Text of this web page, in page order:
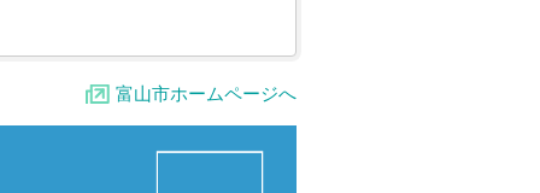
富山市ホームページへ